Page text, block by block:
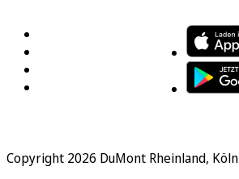
Copyright 2026 DuMont Rheinland, Köln